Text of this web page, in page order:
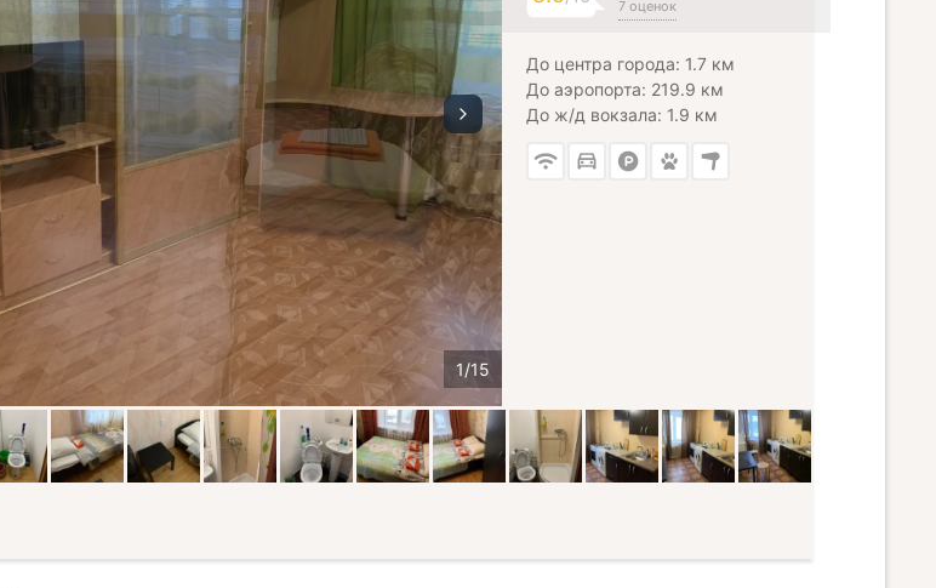
7 оценок
До центра города: 1.7 км
До аэропорта: 219.9 км
До ж/д вокзала: 1.9 км